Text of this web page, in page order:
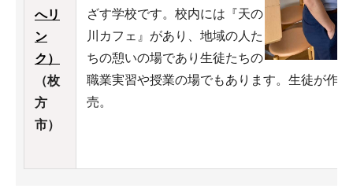
へリ
ン
ク）
（枚
方
市）
ざす学校です。校内には『天の
川カフェ』があり、地域の人た
ちの憩いの場であり生徒たちの
職業実習や授業の場でもあります。生徒が作
売。